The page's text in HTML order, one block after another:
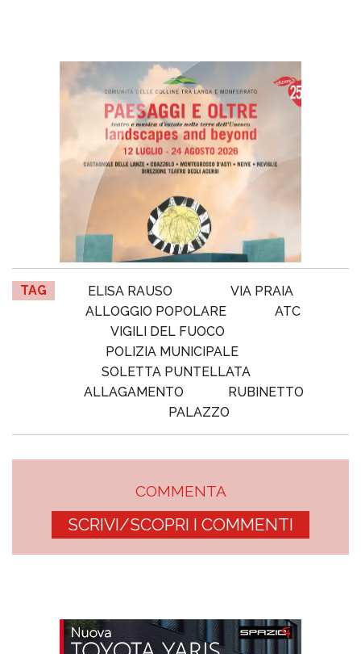
TAG ELISA RAUSO
VIA PRAIA
ALLOGGIO POPOLARE
ATC
VIGILI DEL FUOCO
POLIZIA MUNICIPALE
SOLETTA PUNTELLATA
ALLAGAMENTO
RUBINETTO
PALAZZO
COMMENTA
SCRIVI/SCOPRI I COMMENTI